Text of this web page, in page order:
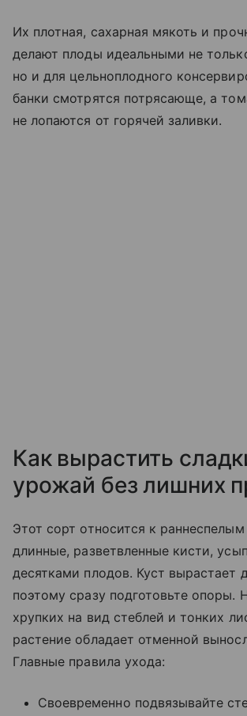
Их плотная, сахарная мякоть и
делают плоды идеальными не
но и для цельноплодного
банки смотрятся потрясающе, а
не лопаются от горячей заливки.
Как вырастить
урожай без лишних
Этот сорт относится к
длинные, разветвленные кисти,
десятками плодов. Куст вырастает
поэтому сразу подготовьте опоры.
хрупких на вид стеблей и тонких
растение обладает отменной
Главные правила ухода:
Своевременно подвязывайте